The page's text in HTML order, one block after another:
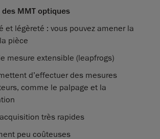
MMT optiques
et légèreté : vous pouvez amener la
pièce
mesure extensible (leapfrogs)
d’effectuer des mesures
comme le palpage et la
très rapides
peu coûteuses